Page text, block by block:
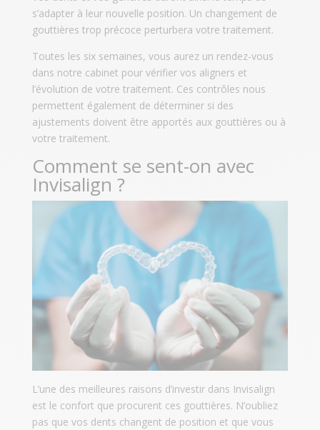
s’adapter à leur nouvelle position. Un changement de
gouttières trop précoce perturbera votre traitement.
Toutes les six semaines, vous aurez un rendez-vous
dans notre cabinet pour vérifier vos aligners et
l’évolution de votre traitement. Ces contrôles nous
permettent également de déterminer si des
ajustements doivent être apportés aux gouttières ou à
votre traitement.
Comment se sent-on avec
Invisalign ?
L’une des meilleures raisons d’investir dans Invisalign
est le confort que procurent ces gouttières. N’oubliez
pas que vos dents changent de position et que vous